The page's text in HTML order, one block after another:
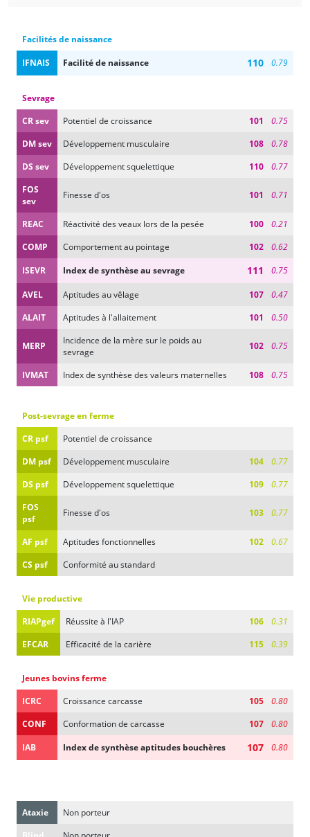
Facilités de naissance
IFNAIS
Facilité de naissance 110 0.79
Sevrage
CR sev
Potentiel de croissance 101
0.75
DM sev
Développement musculaire 108
0.78
DS sev
Développement squelettique 110
0.77
FOS
sev
Finesse d'os 101 0.71
REAC Réactivité des veaux lors de la pesée 100
0.21
COMP
Comportement au pointage 102
0.62
ISEVR
Index de synthèse au sevrage 111 0.75
AVEL Aptitudes au vêlage 107
0.47
ALAIT
Aptitudes à l'allaitement 101 0.50
MERP
Incidence de la mère sur le poids au
sevrage
102 0.75
IVMAT Index de synthèse des valeurs maternelles 108 0.75
Post-sevrage en ferme
CR psf
Potentiel de croissance
DM psf
Développement musculaire 104
0.77
DS psf
Développement squelettique 109
0.77
FOS
psf
Finesse d'os 103 0.77
AF psf Aptitudes fonctionnelles 102
0.67
CS psf
Conformité au standard
Vie productive
RIAPgef
Réussite à l'IAP 106
0.31
EFCAR
Efficacité de la carière 115 0.39
Jeunes bovins ferme
ICRC
Croissance carcasse 105
0.80
CONF
Conformation de carcasse 107
0.80
IAB
Index de synthèse aptitudes bouchères 107 0.80
Ataxie
Non porteur